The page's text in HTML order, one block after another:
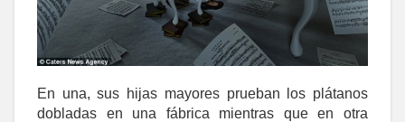
En una, sus hijas mayores prueban los plátanos
dobladas en una fábrica mientras que en otra